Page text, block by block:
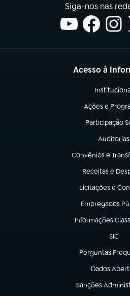
Siga-nos nas
Acesso à
(abre em
Ações e
(abre em nova
Participação
(abre em nova
Auditorias
(abre em
Convênios e
(abre em nova aba)
Receitas e
(abre em nova
Licitações e
(abre em nova
Empregados
(abre em nova
Informações
(abre em nova
SIC
(abre
Perguntas
(abre em nova
Dados
(abre em
Sanções
(abre em nova